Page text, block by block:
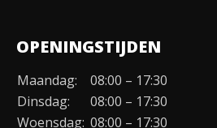
Organisatie
Duurzaamheid
Werken bij
OPENINGSTIJDEN
Maandag:
08:00 – 17:30
Dinsdag:
08:00 – 17:30
Woensdag: 08:00 – 17:30